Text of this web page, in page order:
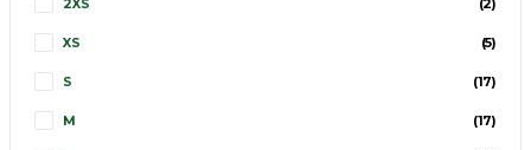
2XS (2)
XS (5)
S (17)
M (17)